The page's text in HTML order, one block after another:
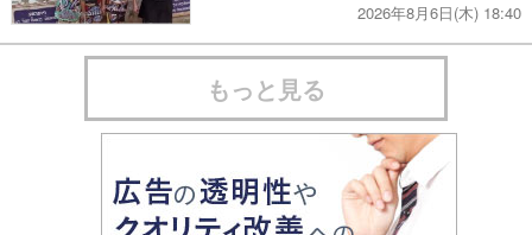
2026年8月6日(木) 18:40
もっと見る